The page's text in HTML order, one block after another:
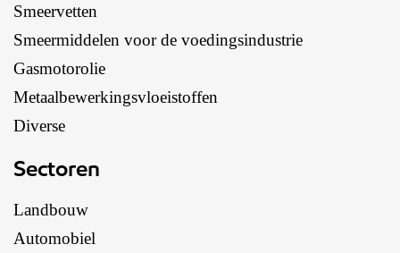
Smeervetten
Smeermiddelen voor de voedingsindustrie
Gasmotorolie
Metaalbewerkingsvloeistoffen
Diverse
Sectoren
Landbouw
Automobiel